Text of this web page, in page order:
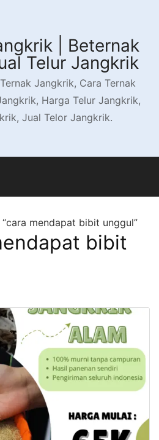
| Beternak
Telur Jangkrik
Jangkrik, Cara Ternak
Harga Telur Jangkrik,
Jual Telor Jangkrik.
mendapat bibit unggul”
bibit